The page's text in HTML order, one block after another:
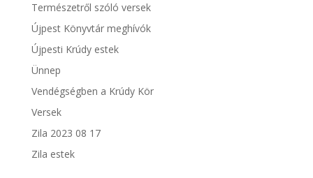
Természetről szóló versek
Újpest Könyvtár meghívók
Újpesti Krúdy estek
Ünnep
Vendégségben a Krúdy Kör
Versek
Zila 2023 08 17
Zila estek